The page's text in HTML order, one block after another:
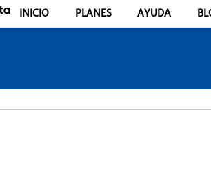
INICIO PLANES AYUDA